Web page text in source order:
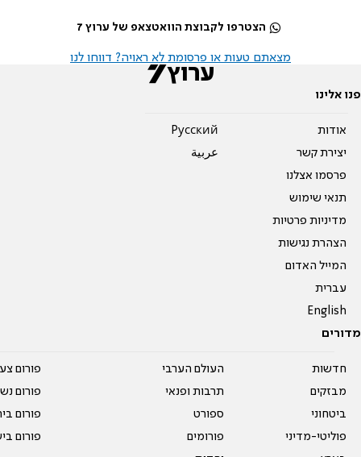
הצטרפו לקבוצת הוואטצאפ של ערוץ 7
מצאתם טעות או פרסומת לא ראויה? דווחו לנו
פנו אלינו
אודות
יצירת קשר
פרסמו אצלנו
תנאי שימוש
מדיניות פרטיות
הצהרת נגישות
המייל האדום
עברית
English
Pусский
عربية
מדורים
חדשות
מבזקים
ביטחוני
פוליטי-מדיני
העולם הערבי
תרבות ופנאי
ספורט
פורומים
פורום
פורום
פורום
פורום